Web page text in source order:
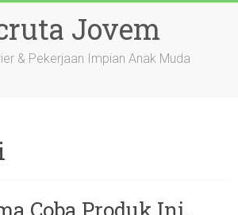
Jovem
& Pekerjaan Impian Anak Muda
Coba Produk Ini,